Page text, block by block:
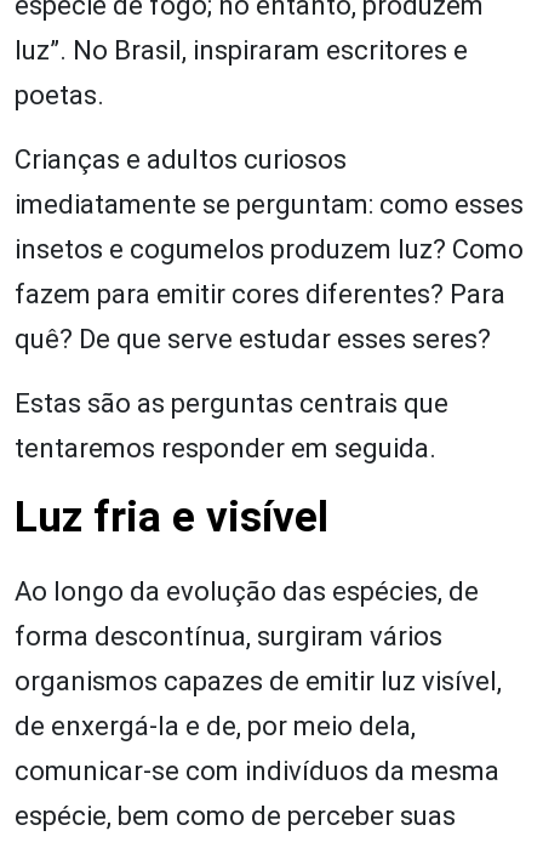
luz”. No Brasil, inspiraram escritores e
poetas.
Crianças e adultos curiosos
imediatamente se perguntam: como esses
insetos e cogumelos produzem luz? Como
fazem para emitir cores diferentes? Para
quê? De que serve estudar esses seres?
Estas são as perguntas centrais que
tentaremos responder em seguida.
Luz fria e visível
Ao longo da evolução das espécies, de
forma descontínua, surgiram vários
organismos capazes de emitir luz visível,
de enxergá-la e de, por meio dela,
comunicar-se com indivíduos da mesma
espécie, bem como de perceber suas